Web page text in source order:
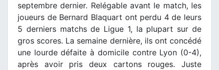
septembre dernier. Relégable avant le match, les
joueurs de Bernard Blaquart ont perdu 4 de leurs
5 derniers matchs de Ligue 1, la plupart sur de
gros scores. La semaine dernière, ils ont concédé
une lourde défaite à domicile contre Lyon (0-4),
après avoir pris deux cartons rouges. Juste